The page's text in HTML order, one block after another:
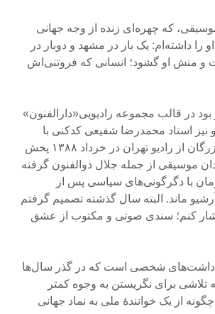
که چهره‌ای زنده از وجه جهانی
را داشته‌ام: یک بار در مشهد و دوبار در
و منش او گشود؛ انسانی که فروتنی‌اش
بود در قالب مجموعه رادیویی«دارالفنون»
استاد محمدرضا شفیعی کدکنی با
حضور این مفاخر و شاگردان و دوستان و خانواده این بزرگان از رادیو تهران در خرداد ۱۳۸۸ پخش
موسیقی از جمله جلال ذوالفنون گرفته
با دگرگونی‌های سیاسی پس از
ماند. البته سال گذشته تصمیم گرفتم
کنم؛ سندی صوتی و مکتوب از عشق
یادداشت‌های شخصی است که در گذر سال‌ها
برای نگریستن به وجوه کمتر
از یک خوانندهٔ ملی به نماد جهانی